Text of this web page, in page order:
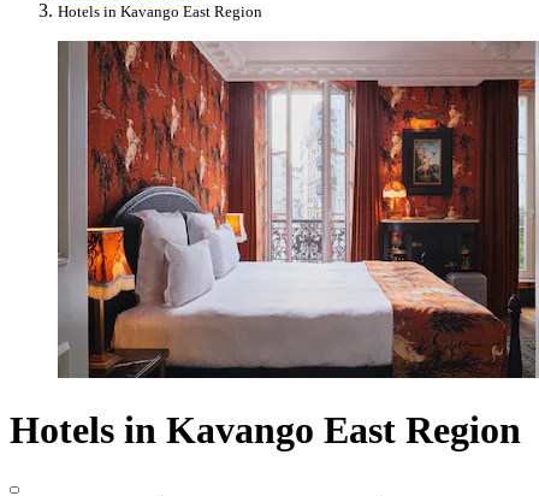
Hotels in Kavango East Region
Hotels in Kavango East Region